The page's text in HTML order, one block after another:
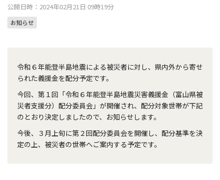
公開日時：2024年02月21日 09時19分
お知らせ
令和６年能登半島地震による被災者に対し、県内外から寄せ
られた義援金を配分予定です。
今回、第１回「令和６年能登半島地震災害義援金（富山県被
災者支援分）配分委員会」が開催され、配分対象世帯が下記
のとおり決定しましたので、お知らせします。
今後、３月上旬に第２回配分委員会を開催し、配分基準を決
定の上、被災者の世帯へご案内する予定です。